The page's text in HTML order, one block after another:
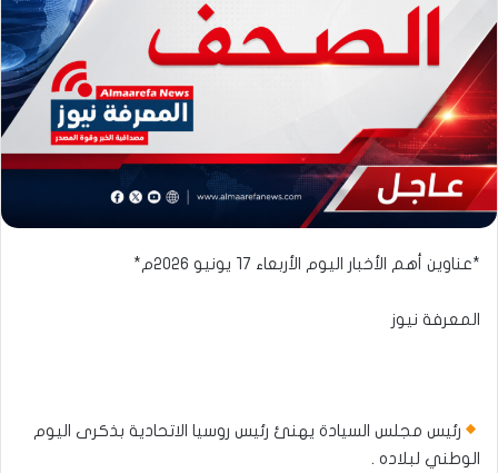
*عناوين أهم الأخبار اليوم الأربعاء ١٧ يونيو ٢٠٢٦م*
المعرفة نيوز
رئيس مجلس السيادة يهنئ رئيس روسيا الاتحادية بذكرى اليوم
الوطني لبلاده .